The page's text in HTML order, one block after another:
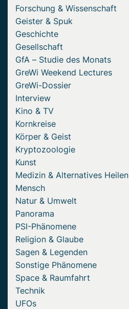
Forschung & Wissenschaft
Geister & Spuk
Geschichte
Gesellschaft
GfA – Studie des Monats
GreWi Weekend Lectures
GreWi-Dossier
Interview
Kino & TV
Kornkreise
Körper & Geist
Kryptozoologie
Kunst
Medizin & Alternatives Heilen
Mensch
Natur & Umwelt
Panorama
PSI-Phänomene
Religion & Glaube
Sagen & Legenden
Sonstige Phänomene
Space & Raumfahrt
Technik
UFOs